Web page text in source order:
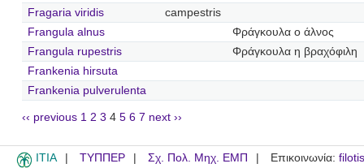
Fragaria viridis
campestris
Frangula alnus
Φράγκουλα ο άλνος
Frangula rupestris
Φράγκουλα η βραχόφιλη
Frankenia hirsuta
Frankenia pulverulenta
‹‹ previous 1 2 3 4 5 6 7 next ››
ITIA ΤΥΠΠΕΡ Σχ. Πολ. Μηχ. ΕΜΠ Επικοινωνία: